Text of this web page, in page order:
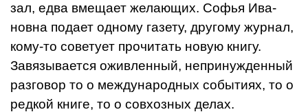
зал, едва вме­щает желающих. Софья Ива­
новна подает одному газету, другому журнал,
кому-то сове­тует прочитать новую книгу.
Завязывается оживленный, не­принужденный
разговор то о международных событиях, то о
редкой книге, то о совхозных делах.